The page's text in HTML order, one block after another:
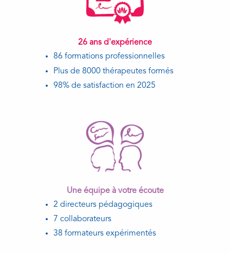
26 ans d'expérience
86 formations professionnelles
Plus de 8000 thérapeutes formés
98% de satisfaction en 2025
Une équipe à votre écoute
2 directeurs pédagogiques
7 collaborateurs
38 formateurs expérimentés